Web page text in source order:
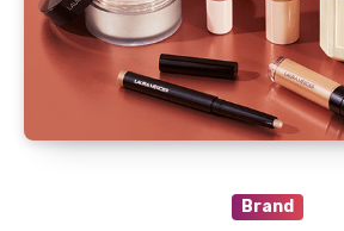
Brand